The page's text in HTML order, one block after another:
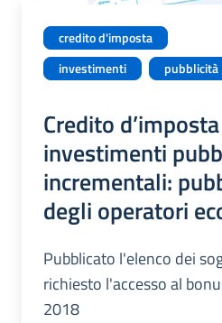
credito d'imposta
investimenti
pubblicità
Credito
investimenti
incrementali:
degli operatori
Pubblicato l'elenco dei
richiesto l'accesso al
2018